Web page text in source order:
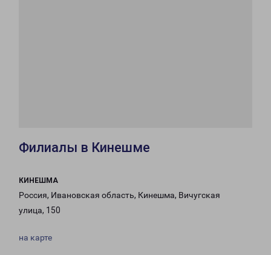
Филиалы в Кинешме
КИНЕШМА
Россия, Ивановская область, Кинешма, Вичугская
улица, 150
на карте